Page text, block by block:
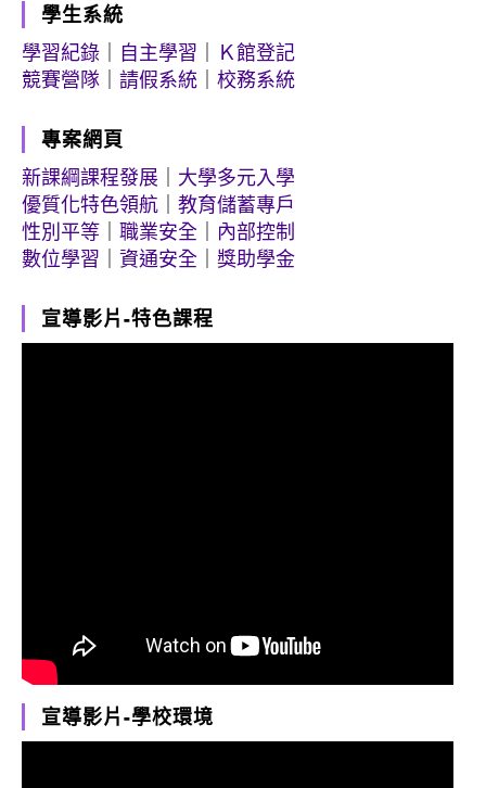
學生系統
學習紀錄
自主學習
Ｋ館登記
競賽營隊
請假系統 校務系統
專案網頁
新課綱課程發展
大學多元入學
優質化特色領航
教育儲蓄專戶
性別平等
職業安全
內部控制
數位學習
資通安全 獎助學金
宣導影片-特色課程
宣導影片-學校環境